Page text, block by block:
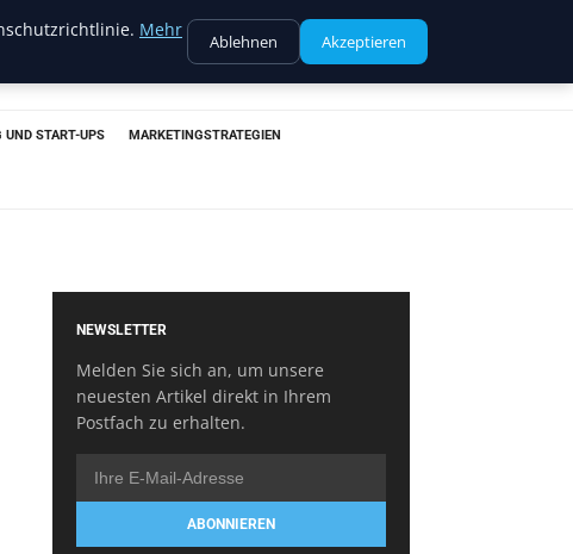
UND START-UPS MARKETINGSTRATEGIEN
NEWSLETTER
Melden Sie sich an, um unsere
neuesten Artikel direkt in Ihrem
Postfach zu erhalten.
ABONNIEREN
Mehr
Ablehnen Akzeptieren